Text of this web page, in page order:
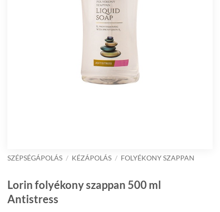
SZÉPSÉGÁPOLÁS / KÉZÁPOLÁS / FOLYÉKONY SZAPPAN
Lorin folyékony szappan 500 ml
Antistress